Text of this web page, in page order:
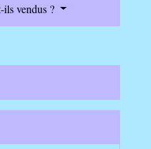
ils vendus ?